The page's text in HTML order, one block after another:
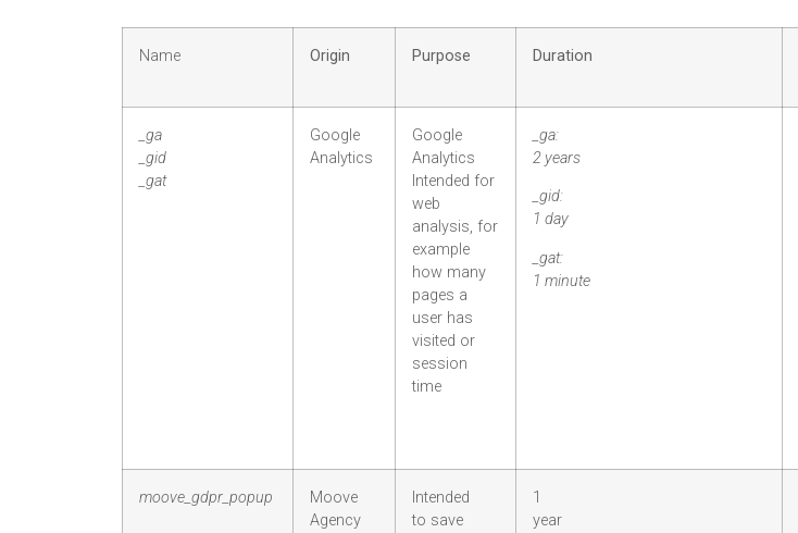
Name Origin Purpose Duration
_ga
_gid
_gat
Google
Analytics
Google
Analytics
Intended for
web
analysis, for
example
how many
pages a
user has
visited or
session
time
_ga:
2 years
_gid:
1 day
_gat:
1 minute
moove_gdpr_popup
Moove
Agency
Intended
to save
1
year